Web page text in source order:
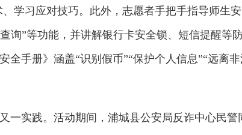
学习应对技巧。此外，志愿者手把手指导师生安
询”等功能，并讲解银行卡安全锁、短信提醒等
手册》涵盖“识别假币”“保护个人信息”“远离
一实践。活动期间，浦城县公安局反诈中心民警